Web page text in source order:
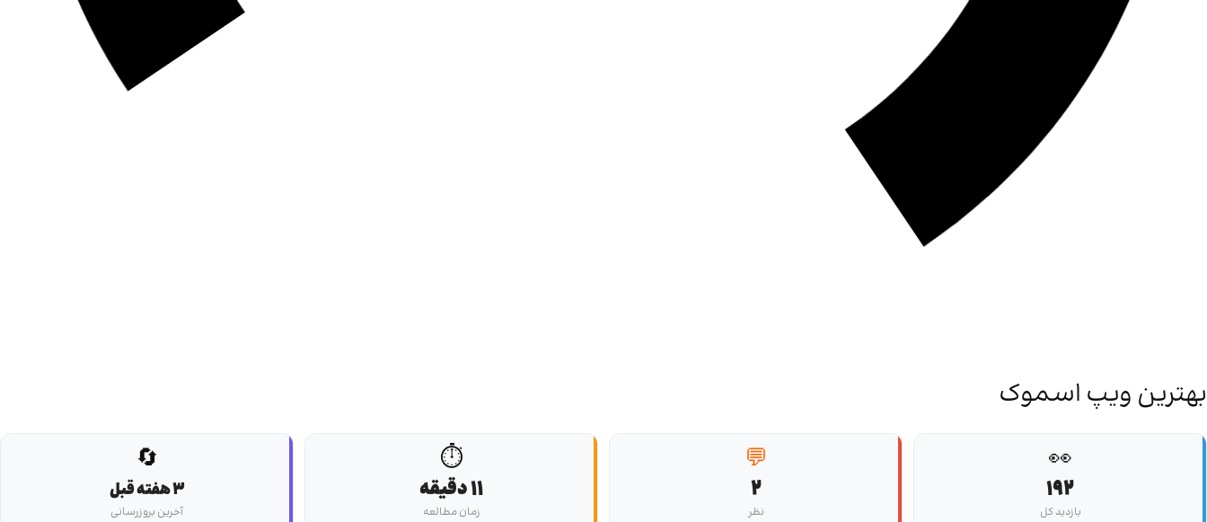
بهترین ویپ اسموک
👀
192
بازدید کل
💬
2
نظر
⏱️
11 دقیقه
زمان مطالعه
🔄
3 هفته قبل
آخرین بروزرسانی